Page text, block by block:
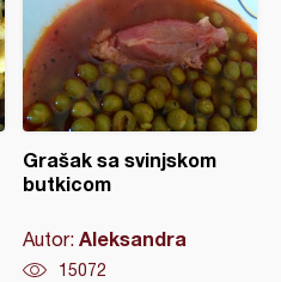
Grašak sa svinjskom
butkicom
Autor: Aleksandra
15072